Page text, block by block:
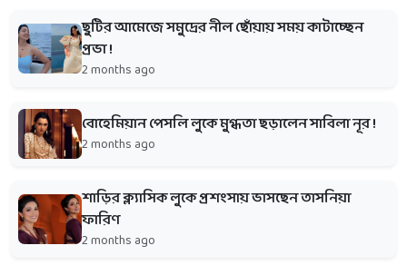
ছুটির আমেজে সমুদ্রের নীল ছোঁয়ায় সময় কাটাচ্ছেন
প্রভা !
2 months ago
বোহেমিয়ান পেসলি লুকে মুগ্ধতা ছড়ালেন সাবিলা নূর !
2 months ago
শাড়ির ক্ল্যাসিক লুকে প্রশংসায় ভাসছেন তাসনিয়া
ফারিণ
2 months ago